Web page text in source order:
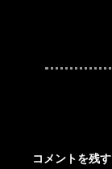
コメントを残す